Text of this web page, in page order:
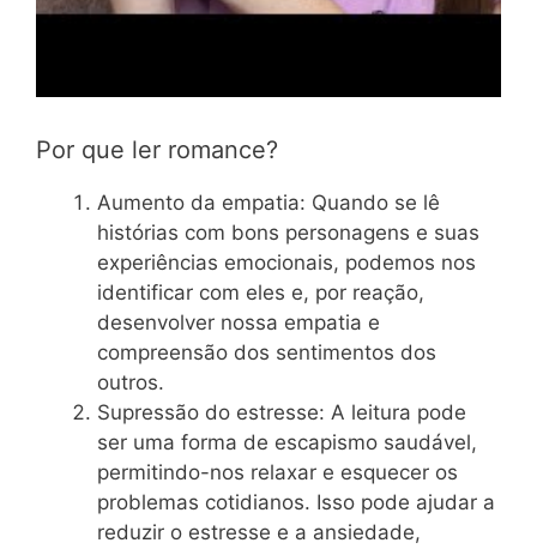
Por que ler romance?
Aumento da empatia: Quando se lê
histórias com bons personagens e suas
experiências emocionais, podemos nos
identificar com eles e, por reação,
desenvolver nossa empatia e
compreensão dos sentimentos dos
outros.
Supressão do estresse: A leitura pode
ser uma forma de escapismo saudável,
permitindo-nos relaxar e esquecer os
problemas cotidianos. Isso pode ajudar a
reduzir o estresse e a ansiedade,